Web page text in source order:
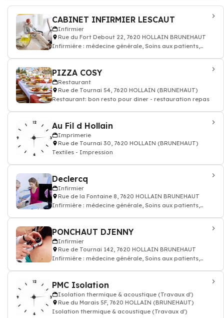
CABINET INFIRMIER LESCAUT
Infirmier
Rue du Fort Debout 22, 7620 HOLLAIN BRUNEHAUT
Infirmière : médecine générale, Soins aux patients,
PIZZA COSY
Restaurant
Rue de Tournai 54, 7620 HOLLAIN (BRUNEHAUT)
Restaurant: bon resto pour diner - restauration repas
Au Fil d Hollain
Imprimerie
Rue de Tournai 30, 7620 HOLLAIN (BRUNEHAUT)
Textiles - Impression
Declercq
Infirmier
Rue de la Fontaine 8, 7620 HOLLAIN BRUNEHAUT
Infirmière : médecine générale, Soins aux patients,
PONCHAUT DJENNY
Infirmier
Rue de Tournai 142, 7620 HOLLAIN BRUNEHAUT
Infirmière : médecine générale, Soins aux patients,
PMC Isolation
Isolation thermique & acoustique (Travaux d')
Rue du Marais 5F, 7620 HOLLAIN (BRUNEHAUT)
Isolation thermique & acoustique (Travaux d')